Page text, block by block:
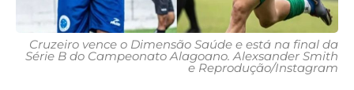
Cruzeiro vence o Dimensão Saúde e está na final da
Série B do Campeonato Alagoano. Alexsander Smith
e Reprodução/Instagram